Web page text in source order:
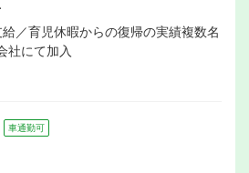
／育児休暇からの復帰の実績複数名
社にて加入
車通勤可